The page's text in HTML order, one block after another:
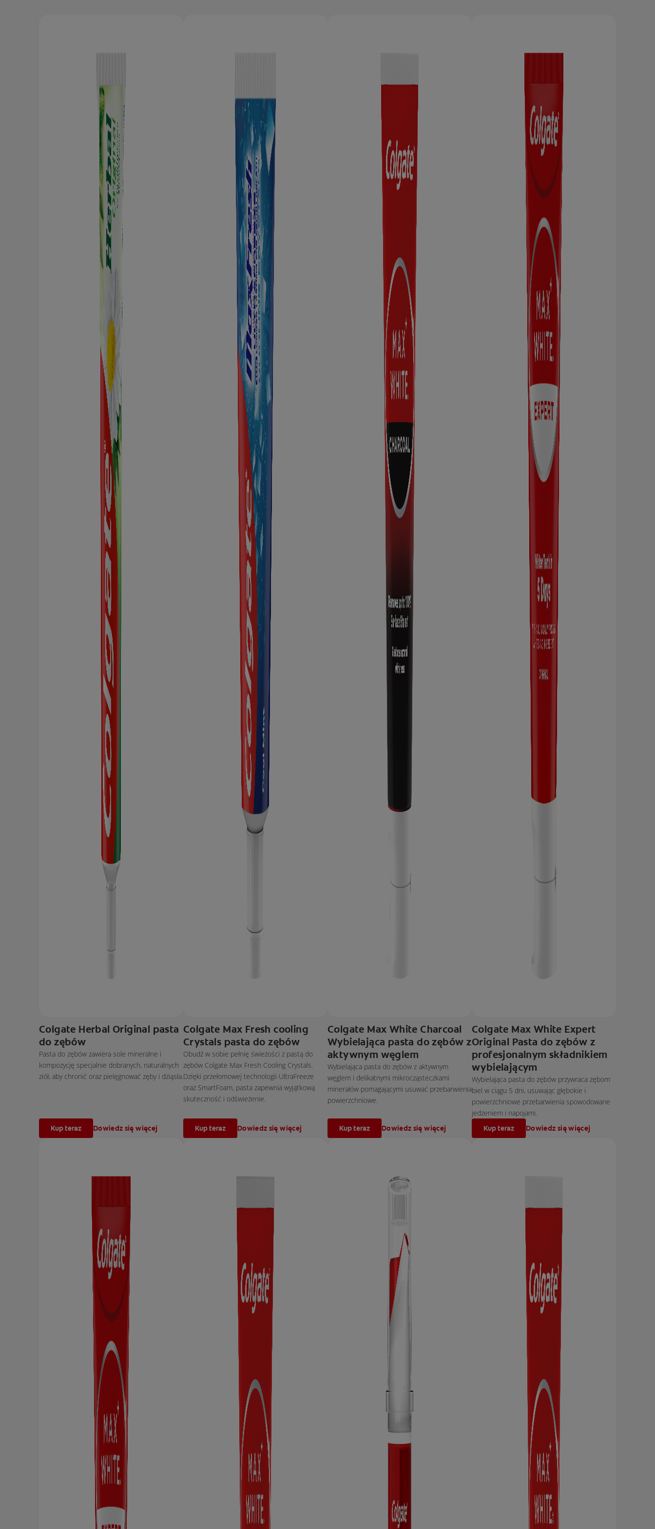
Colgate Herbal Original pasta
do zębów
Pasta do zębów zawiera sole mineralne i
kompozycję specjalnie dobranych, naturalnych
ziół, aby chronić oraz pielęgnować zęby i dziąsła.
Kup teraz Dowiedz się więcej
Colgate Max Fresh cooling
Crystals pasta do zębów
Obudź w sobie pełnię świeżości z pastą do
zębów Colgate Max Fresh Cooling Crystals.
Dzięki przełomowej technologii UltraFreeze
oraz SmartFoam, pasta zapewnia wyjątkową
skuteczność i odświeżenie.
Kup teraz Dowiedz się więcej
Colgate Max White Charcoal
Wybielająca pasta do zębów z
aktywnym węglem
Wybielająca pasta do zębów z aktywnym
węglem i delikatnymi mikrocząsteczkami
minerałów pomagającymi usuwać przebarwienia
powierzchniowe.
Kup teraz Dowiedz się więcej
Colgate Max White Expert
Original Pasta do zębów z
profesjonalnym składnikiem
wybielającym
Wybielająca pasta do zębów przywraca zębom
biel w ciągu 5 dni, usuwając głębokie i
powierzchniowe przebarwienia spowodowane
jedzeniem i napojami.
Kup teraz Dowiedz się więcej